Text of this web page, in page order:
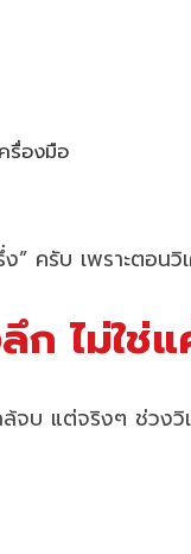
รื่องมือ
ครับ เพราะตอนวิ
ก ไม่ใช่
จบ แต่จริงๆ ช่วง